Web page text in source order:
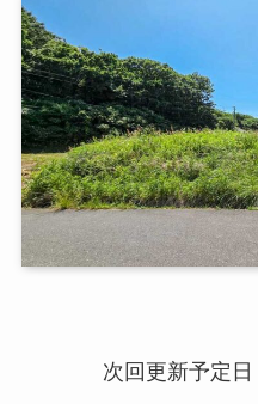
次回更新予定